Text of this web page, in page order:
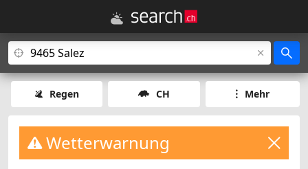
Regen CH Mehr
Wetterwarnung